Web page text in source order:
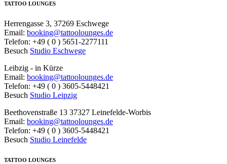
TATTOO LOUNGES
Herrengasse 3, 37269 Eschwege
Email: booking@tattoolounges.de
Telefon: +49 ( 0 ) 5651-2277111
Besuch Studio Eschwege
Leibzig - in Kürze
Email: booking@tattoolounges.de
Telefon: +49 ( 0 ) 3605-5448421
Besuch Studio Leipzig
Beethovenstraße 13 37327 Leinefelde-Worbis
Email: booking@tattoolounges.de
Telefon: +49 ( 0 ) 3605-5448421
Besuch Studio Leinefelde
TATTOO LOUNGES